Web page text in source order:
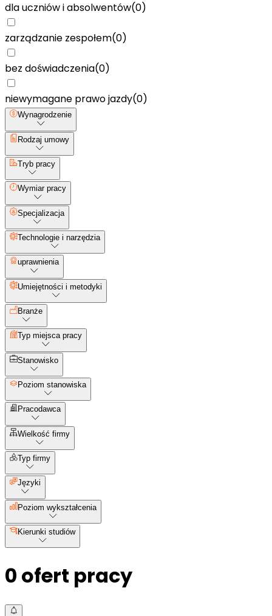
dla uczniów i absolwentów(0)
zarządzanie zespołem(0)
bez doświadczenia(0)
niewymagane prawo jazdy(0)
Wynagrodzenie
Rodzaj umowy
Tryb pracy
Wymiar pracy
Specjalizacja
Technologie i narzędzia
uprawnienia
Umiejętności i metodyki
Branże
Typ miejsca pracy
Stanowisko
Poziom stanowiska
Pracodawca
Wielkość firmy
Typ firmy
Języki
Poziom wykształcenia
Kierunki studiów
0 ofert pracy